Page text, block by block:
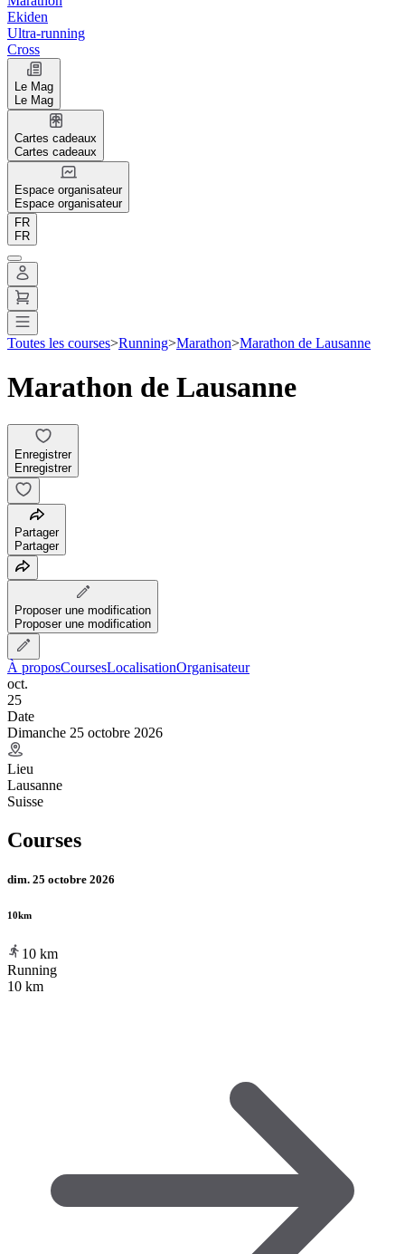
Ekiden
Ultra-running
Cross
Le Mag
Le Mag
Cartes cadeaux
Cartes cadeaux
Espace organisateur
Espace organisateur
FR
FR
Toutes les courses>Running>Marathon>Marathon de Lausanne
Marathon de Lausanne
Enregistrer
Enregistrer
Partager
Partager
Proposer une modification
Proposer une modification
À proposCoursesLocalisationOrganisateur
oct.
25
Date
Dimanche 25 octobre 2026
Lieu
Lausanne
Suisse
Courses
dim. 25 octobre 2026
10km
10 km
Running
10 km